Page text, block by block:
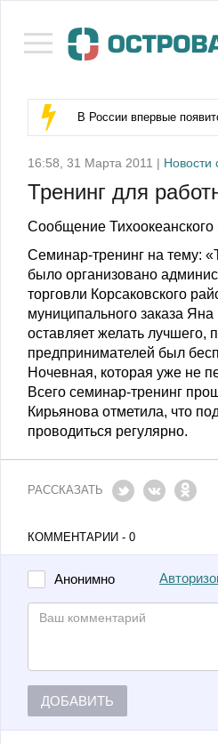
В России впервые
16:58, 31 Марта 2011 | Новости
Тренинг для
Сообщение
Семинар-тренинг на тему:
было организовано
торговли Корсаковского
муниципального заказа
оставляет желать
предпринимателей был
Ночевная, которая уже не
Всего семинар-тренинг
Кирьянова отметила, что
проводиться регулярно.
РАССКАЗАТЬ
КОММЕНТАРИИ - 0
Анонимно
ДОБАВИТЬ